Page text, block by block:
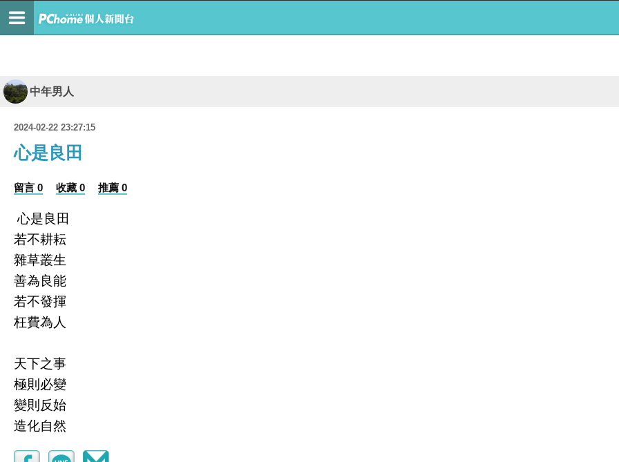
中年男人
2024-02-22 23:27:15
心是良田
留言 0 收藏 0 推薦 0
心是良田
若不耕耘
雜草叢生
善為良能
若不發揮
枉費為人
天下之事
極則必變
變則反始
造化自然